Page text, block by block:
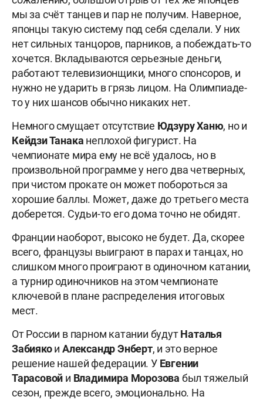
мы за счёт танцев и пар не получим. Наверное,
японцы такую систему под себя сделали. У них
нет сильных танцоров, парников, а побеждать-то
хочется. Вкладываются серьезные деньги,
работают телевизионщики, много спонсоров, и
нужно не ударить в грязь лицом. На Олимпиаде-
то у них шансов обычно никаких нет.
Немного смущает отсутствие Юдзуру Ханю, но и
Кейдзи Танака неплохой фигурист. На
чемпионате мира ему не всё удалось, но в
произвольной программе у него два четверных,
при чистом прокате он может побороться за
хорошие баллы. Может, даже до третьего места
доберется. Судьи-то его дома точно не обидят.
Франции наоборот, высоко не будет. Да, скорее
всего, французы выиграют в парах и танцах, но
слишком много проиграют в одиночном катании,
а турнир одиночников на этом чемпионате
ключевой в плане распределения итоговых
мест.
От России в парном катании будутНаталья
ЗабиякоиАлександр Энберт, и это верное
решение нашей федерации. У Евгении
Тарасовой и Владимира Морозова был тяжелый
сезон, прежде всего, эмоционально. На